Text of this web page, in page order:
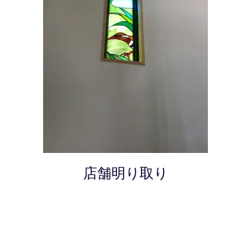
店舗明り取り